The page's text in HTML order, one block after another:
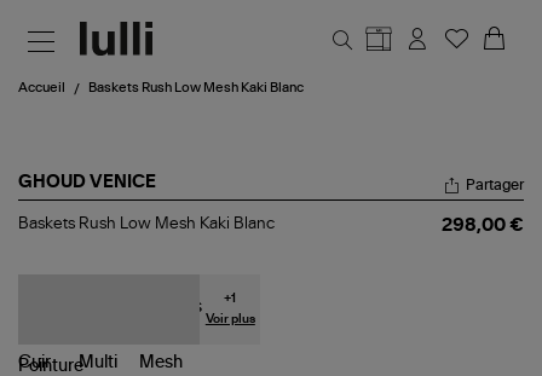
Accueil Baskets Rush Low Mesh Kaki Blanc
GHOUD VENICE
Baskets
Partager
Baskets Rush Low Mesh Kaki Blanc 298,00 €
+1
Voir plus
Pointure